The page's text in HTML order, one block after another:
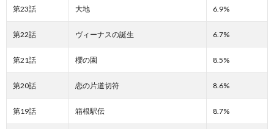
第23話 大地 6.9%
第22話 ヴィーナスの誕生 6.7%
第21話 櫻の園 8.5%
第20話 恋の片道切符 8.6%
第19話 箱根駅伝 8.7%